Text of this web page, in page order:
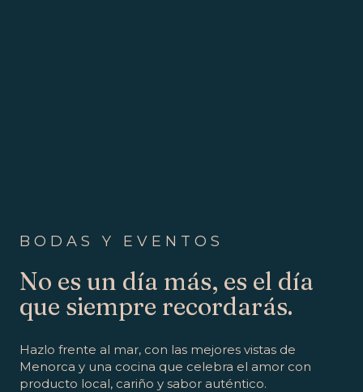
BODAS Y EVENTOS
No es un día más, es el día
que siempre recordarás.
Hazlo frente al mar, con las mejores vistas de
Menorca y una cocina que celebra el amor con
producto local, cariño y sabor auténtico.